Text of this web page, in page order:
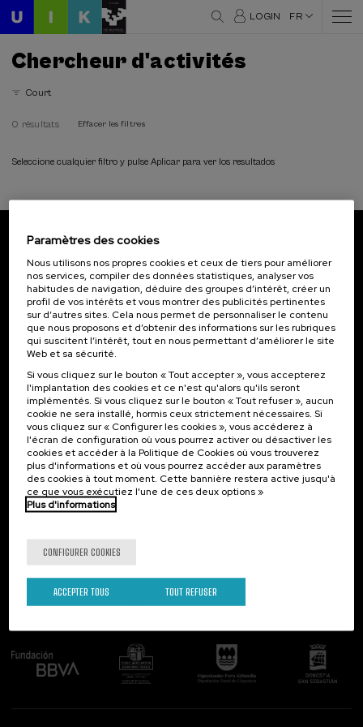
LOGIN FR
Chercheur d'activités
Court
0 résultats Effacer les filtres
Seleccione cualquier filtro y pulse Aplicar para ver los resultados
Inscrivez-vous pour être le premier à recevoir les
actualités de l'UIK.
S'abonner
Contact
Palacio Miramar
Paseo de Miraconcha, 48
20007 Donostia / San Sebastián
Gipuzkoa, Spain
Contactez-nous!
Intéressant...
Activités précédentes
Suivez-nous
Paramètres des cookies
Nous utilisons nos propres cookies et ceux de tiers pour améliorer
nos services, compiler des données statistiques, analyser vos
habitudes de navigation, déduire des groupes d’intérêt, créer un
profil de vos intérêts et vous montrer des publicités pertinentes
sur d’autres sites. Cela nous permet de personnaliser le contenu
que nous proposons et d’obtenir des informations sur les rubriques
qui suscitent l’intérêt, tout en nous permettant d’améliorer le site
Web et sa sécurité.
Si vous cliquez sur le bouton « Tout accepter », vous accepterez
l'implantation des cookies et ce n'est qu'alors qu'ils seront
implémentés. Si vous cliquez sur le bouton « Tout refuser », aucun
cookie ne sera installé, hormis ceux strictement nécessaires. Si
vous cliquez sur « Configurer les cookies », vous accéderez à
l'écran de configuration où vous pourrez activer ou désactiver les
cookies et accéder à la Politique de Cookies où vous trouverez
plus d'informations et où vous pourrez accéder aux paramètres
des cookies à tout moment. Cette bannière restera active jusqu'à
ce que vous exécutiez l'une de ces deux options »
Plus d'informations
CONFIGURER COOKIES
TOUT REFUSER
ACCEPTER TOUS